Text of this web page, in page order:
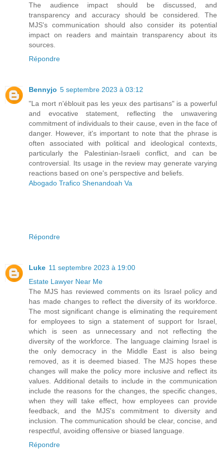
The audience impact should be discussed, and
transparency and accuracy should be considered. The
MJS's communication should also consider its potential
impact on readers and maintain transparency about its
sources.
Répondre
Bennyjo 5 septembre 2023 à 03:12
"La mort n'éblouit pas les yeux des partisans" is a powerful
and evocative statement, reflecting the unwavering
commitment of individuals to their cause, even in the face of
danger. However, it's important to note that the phrase is
often associated with political and ideological contexts,
particularly the Palestinian-Israeli conflict, and can be
controversial. Its usage in the review may generate varying
reactions based on one's perspective and beliefs.
Abogado Trafico Shenandoah Va
Répondre
Luke 11 septembre 2023 à 19:00
Estate Lawyer Near Me
The MJS has reviewed comments on its Israel policy and
has made changes to reflect the diversity of its workforce.
The most significant change is eliminating the requirement
for employees to sign a statement of support for Israel,
which is seen as unnecessary and not reflecting the
diversity of the workforce. The language claiming Israel is
the only democracy in the Middle East is also being
removed, as it is deemed biased. The MJS hopes these
changes will make the policy more inclusive and reflect its
values. Additional details to include in the communication
include the reasons for the changes, the specific changes,
when they will take effect, how employees can provide
feedback, and the MJS's commitment to diversity and
inclusion. The communication should be clear, concise, and
respectful, avoiding offensive or biased language.
Répondre